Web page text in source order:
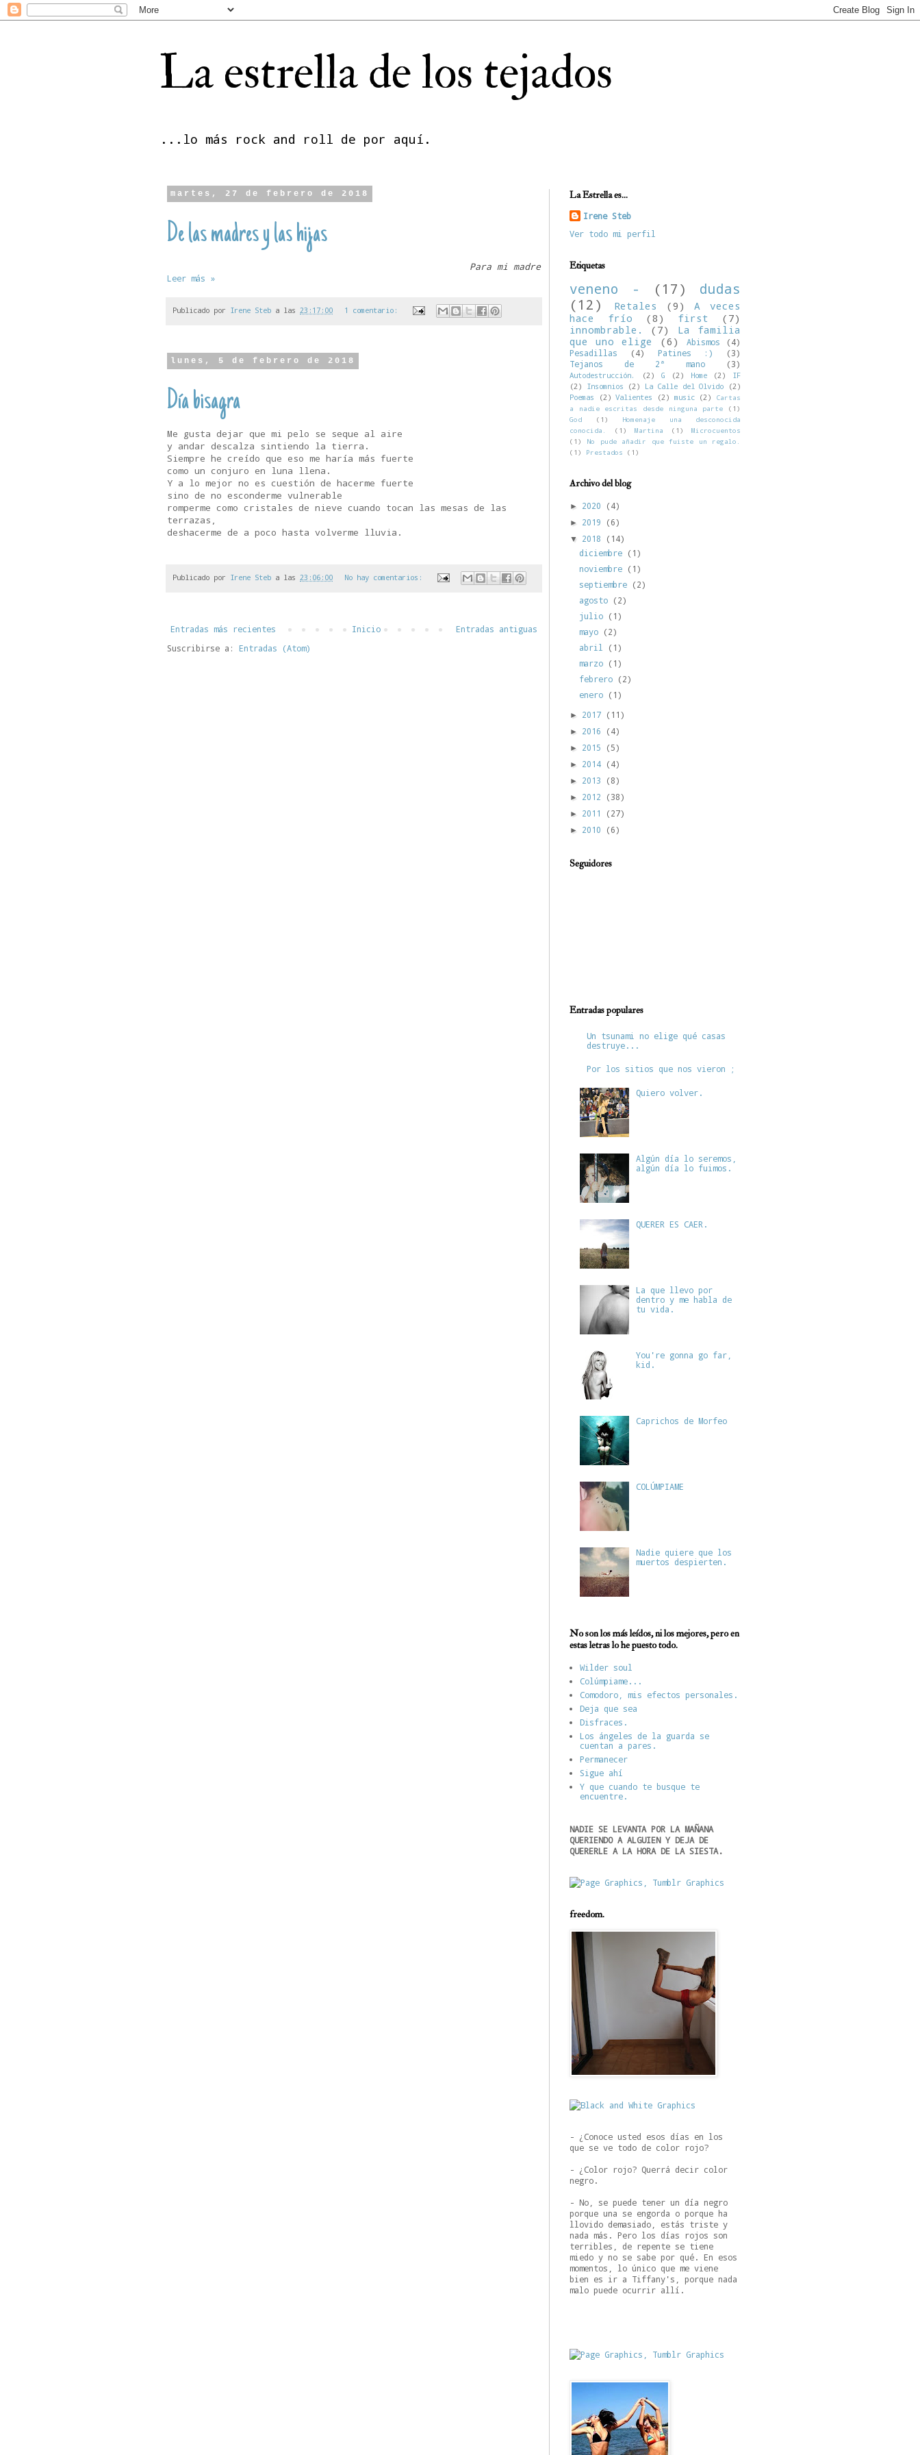
La estrella de los tejados
...lo más rock and roll de por aquí.
martes, 27 de febrero de 2018
De las madres y las hijas
Para mi madre
Leer más »
Publicado por Irene Steb a las 23:17:00 1 comentario:
lunes, 5 de febrero de 2018
Día bisagra
Me gusta dejar que mi pelo se seque al aire
y andar descalza sintiendo la tierra.
Siempre he creído que eso me haría más fuerte
como un conjuro en luna llena.
Y a lo mejor no es cuestión de hacerme fuerte
sino de no esconderme vulnerable
romperme como cristales de nieve cuando tocan las mesas de las
terrazas,
deshacerme de a poco hasta volverme lluvia.
Publicado por Irene Steb a las 23:06:00 No hay comentarios:
Entradas más recientes Entradas antiguas
Inicio
Suscribirse a: Entradas (Atom)
La Estrella es...
Irene Steb
Ver todo mi perfil
Etiquetas
veneno - (17)
dudas
(12)
Retales (9)
A veces
hace frío
(8) first
(7)
innombrable.
(7)
La familia
que uno elige
(6) Abismos
(4)
Pesadillas
(4) Patines :)
(3)
Tejanos de 2ª mano
(3)
Autodestrucción. (2) G (2) Home (2)
IF
(2)
Insomnios (2) La Calle del Olvido
(2)
Poemas
(2) Valientes (2) music (2)
Cartas
a nadie escritas desde ninguna parte
(1)
God
(1)
Homenaje una desconocida
conocida.
(1) Martina (1)
Microcuentos
(1)
No pude añadir que fuiste un regalo.
(1)
Prestados (1)
Archivo del blog
► 2020 (4)
► 2019 (6)
▼ 2018
(14)
diciembre (1)
noviembre (1)
septiembre (2)
agosto (2)
julio (1)
mayo (2)
abril
(1)
marzo (1)
febrero (2)
enero (1)
► 2017 (11)
► 2016 (4)
► 2015 (5)
► 2014 (4)
► 2013 (8)
► 2012 (38)
► 2011 (27)
► 2010 (6)
Seguidores
Entradas populares
Un tsunami no elige qué casas
destruye...
Por los sitios que nos vieron ;
Quiero volver.
Algún día lo seremos,
algún día lo fuimos.
QUERER ES CAER.
La que llevo por
dentro y me habla de
tu vida.
You're gonna go far,
kid.
Caprichos de Morfeo
COLÚMPIAME
Nadie quiere que los
muertos despierten.
No son los más leídos, ni los mejores, pero en
estas letras lo he puesto todo.
Wilder soul
Colúmpiame...
Comodoro, mis efectos personales.
Deja que sea
Disfraces.
Los ángeles de la guarda se
cuentan a pares.
Permanecer
Sigue ahí
Y que cuando te busque te
encuentre.
NADIE SE LEVANTA POR LA MAÑANA
QUERIENDO A ALGUIEN Y DEJA DE
QUERERLE A LA HORA DE LA SIESTA.
freedom.
- ¿Conoce usted esos días en los
que se ve todo de color rojo?
- ¿Color rojo? Querrá decir color
negro.
- No, se puede tener un día negro
porque una se engorda o porque ha
llovido demasiado, estás triste y
nada más. Pero los días rojos son
terribles, de repente se tiene
miedo y no se sabe por qué. En esos
momentos, lo único que me viene
bien es ir a Tiffany's, porque nada
malo puede ocurrir allí.